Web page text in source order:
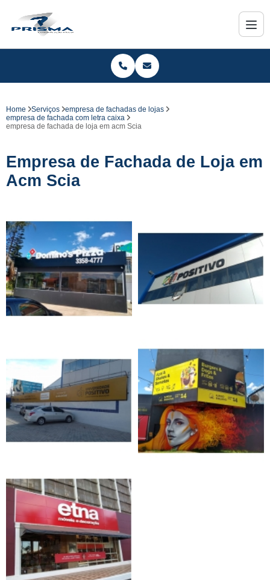
Home Serviços
empresa de fachadas de lojas
empresa de fachada com letra caixa
empresa de fachada de loja em acm Scia
Empresa de Fachada de Loja em
Acm Scia